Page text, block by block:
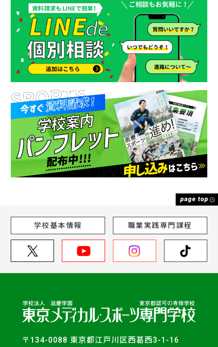
学校基本情報 職業実践専門課程
〒134-0088 東京都江戸川区西葛西3-1-16